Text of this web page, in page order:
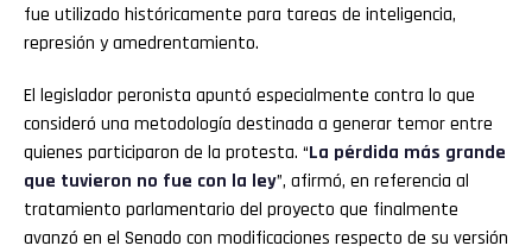
fue utilizado históricamente para tareas de inteligencia,
represión y amedrentamiento.
El legislador peronista apuntó especialmente contra lo que
consideró una metodología destinada a generar temor entre
quienes participaron de la protesta. “La pérdida más grande
que tuvieron no fue con la ley”, afirmó, en referencia al
tratamiento parlamentario del proyecto que finalmente
avanzó en el Senado con modificaciones respecto de su versión